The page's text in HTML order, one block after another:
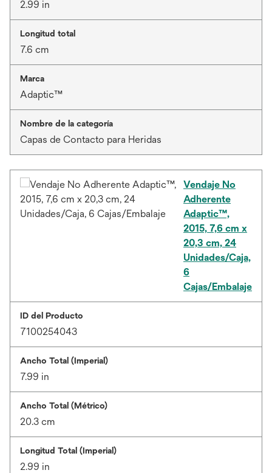
2.99 in
Longitud total
7.6 cm
Marca
Adaptic™
Nombre de la categoría
Capas de Contacto para Heridas
Vendaje No
Adherente
Adaptic™,
2015, 7,6 cm x
20,3 cm, 24
Unidades/Caja,
6
Cajas/Embalaje
ID del Producto
7100254043
Ancho Total (Imperial)
7.99 in
Ancho Total (Métrico)
20.3 cm
Longitud Total (Imperial)
2.99 in